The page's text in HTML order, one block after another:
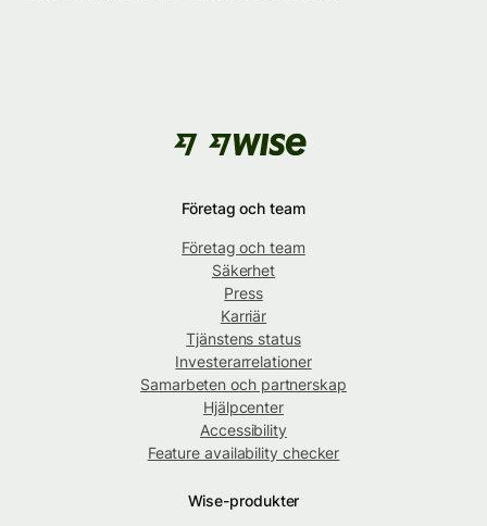
Företag och team
Företag och team
Säkerhet
Press
Karriär
Tjänstens status
Investerarrelationer
Samarbeten och partnerskap
Hjälpcenter
Accessibility
Feature availability checker
Wise-produkter